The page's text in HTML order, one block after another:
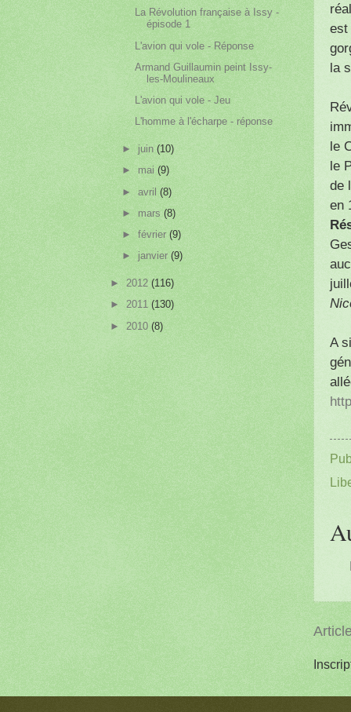
est
la
le
le
de
en
A
La Révolution française à Issy -
épisode 1
L'avion qui vole - Réponse
Armand Guillaumin peint Issy-
les-Moulineaux
L'avion qui vole - Jeu
L'homme à l'écharpe - réponse
► juin(10)
►mai(9)
►avril(8)
►mars(8)
►février(9)
►janvier(9)
► 2012 (116)
► 2011 (130)
► 2010 (8)